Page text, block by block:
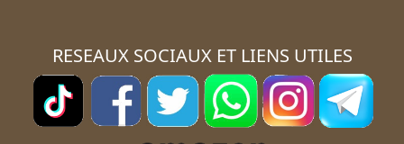
RESEAUX SOCIAUX ET LIENS UTILES